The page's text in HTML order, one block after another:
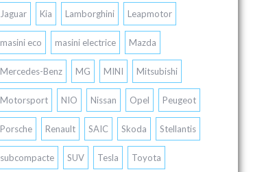
Jaguar Kia Lamborghini Leapmotor
masini eco masini electrice Mazda
Mercedes-Benz MG MINI Mitsubishi
Motorsport NIO Nissan Opel Peugeot
Porsche Renault SAIC Skoda Stellantis
subcompacte SUV Tesla Toyota